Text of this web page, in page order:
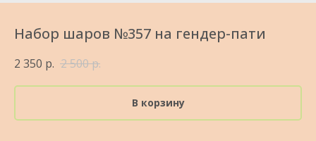
Набор шаров №357 на гендер-пати
2 350 р. 2 500р.
В корзину